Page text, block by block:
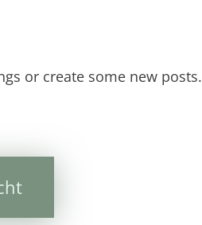
or create some new posts.